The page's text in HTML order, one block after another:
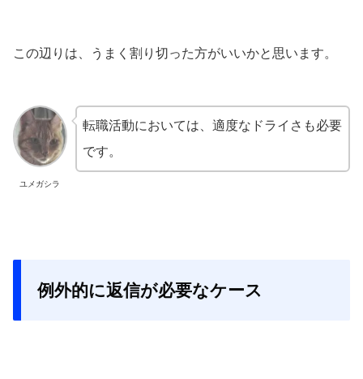
この辺りは、うまく割り切った方がいいかと思います。
ユメガシラ
転職活動においては、適度なドライさも必要
です。
例外的に返信が必要なケース